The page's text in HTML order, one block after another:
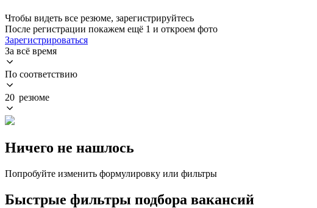
Чтобы видеть все резюме, зарегистрируйтесь
После регистрации покажем ещё 1 и откроем фото
Зарегистрироваться
За всё время
По соответствию
20 резюме
Ничего не нашлось
Попробуйте изменить формулировку или фильтры
Быстрые фильтры подбора вакансий